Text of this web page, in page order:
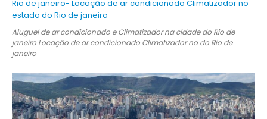
Aluguel de ar condicionado e Climatizador na cidade do Rio de
janeiro Locação de ar condicionado Climatizador no do Rio de
janeiro